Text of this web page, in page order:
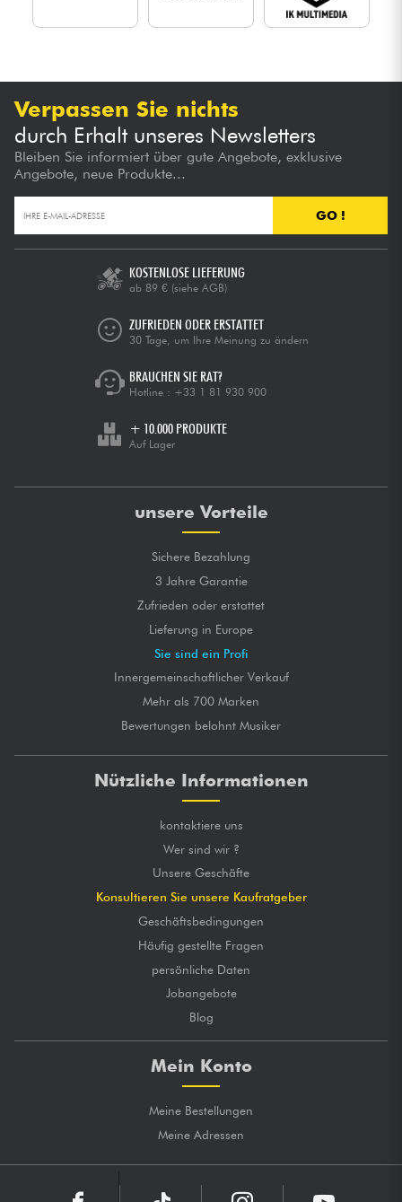
Verpassen Sie nichts
durch Erhalt unseres Newsletters
Bleiben Sie informiert über gute Angebote, exklusive
Angebote, neue Produkte...
GO !
KOSTENLOSE LIEFERUNG
ab 89 € (siehe AGB)
ZUFRIEDEN ODER ERSTATTET
30 Tage, um Ihre Meinung zu ändern
BRAUCHEN SIE RAT?
Hotline : +33 1 81 930 900
+ 10.000 PRODUKTE
Auf Lager
unsere Vorteile
Sichere Bezahlung
3 Jahre Garantie
Zufrieden oder erstattet
Lieferung in Europe
Sie sind ein Profi
Innergemeinschaftlicher Verkauf
Mehr als 700 Marken
Bewertungen belohnt Musiker
Nützliche Informationen
kontaktiere uns
Wer sind wir ?
Unsere Geschäfte
Konsultieren Sie unsere Kaufratgeber
Geschäftsbedingungen
Häufig gestellte Fragen
persönliche Daten
Jobangebote
Blog
Mein Konto
Meine Bestellungen
Meine Adressen